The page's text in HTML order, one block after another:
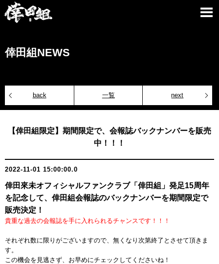
倖田組NEWS
back 一覧 next
【倖田組限定】期間限定で、会報誌バックナンバーを販売
中！！！
2022-11-01 15:00:00.0
倖田來未オフィシャルファンクラブ「倖田組」発足15周年
を記念して、倖田組会報誌のバックナンバーを期間限定で
販売決定！
貴重な過去の会報誌を手に入れられるチャンスです！！！
それぞれ数に限りがございますので、無くなり次第終了とさせて頂きま
す。
この機会を見逃さず、お早めにチェックしてくださいね！